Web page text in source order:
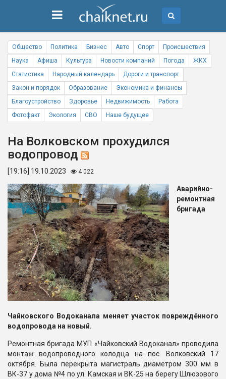
Общество Политика Бизнес Авто Спорт
Происшествия
Наука
Афиша Культура Новости компаний Погода
ЖКХ
Статистика
Народный календарь
Дороги и транспорт
Закон и порядок
Образование
Экономика и финансы
Благоустройство
Здоровье Недвижимость
Работа
Фотофакт
Экология СВО Наше будущее
На Волковском прохудился
водопровод
[19:16] 19.10.2023 4 022
Аварийно-
ремонтная
бригада
Чайковского Водоканала меняет участок повреждённого
водопровода на новый.
Ремонтная бригада МУП «Чайковский Водоканал» проводила
монтаж водопроводного колодца на пос. Волковский 17
октября. Была перекрыта магистраль диаметром 300 мм в
ВК-37 у дома №4 по ул. Камская и ВК-25 на берегу Шлюзового